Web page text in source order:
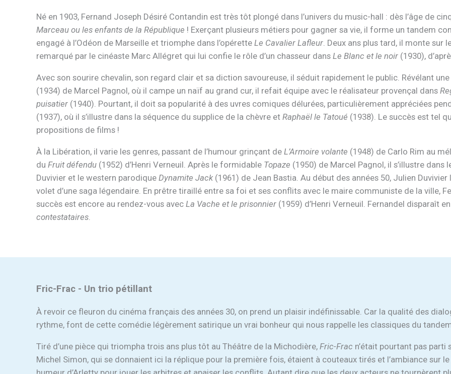
Né en 1903, Fernand Joseph Désiré Contandin est très tôt plongé dans l’univers du music-hall : dès l’âge de
Marceau ou les enfants de la République ! Exerçant plusieurs métiers pour gagner sa vie, il forme un tandem
engagé à l’Odéon de Marseille et triomphe dans l’opérette Le Cavalier Lafleur. Deux ans plus tard, il monte sur
remarqué par le cinéaste Marc Allégret qui lui confie le rôle d’un chasseur dans Le Blanc et le noir (1930),
Avec son sourire chevalin, son regard clair et sa diction savoureuse, il séduit rapidement le public. Révélant
(1934) de Marcel Pagnol, où il campe un naïf au grand cur, il refait équipe avec le réalisateur provençal dans
puisatier (1940). Pourtant, il doit sa popularité à des uvres comiques délurées, particulièrement appréciées
(1937), où il s’illustre dans la séquence du supplice de la chèvre et Raphaël le Tatoué (1938). Le succès est tel
propositions de films !
À la Libération, il varie les genres, passant de l’humour grinçant de L’Armoire volante (1948) de Carlo Rim au
du Fruit défendu (1952) d’Henri Verneuil. Après le formidable Topaze (1950) de Marcel Pagnol, il s’illustre dans
Duvivier et le western parodique Dynamite Jack (1961) de Jean Bastia. Au début des années 50, Julien
volet d’une saga légendaire. En prêtre tiraillé entre sa foi et ses conflits avec le maire communiste de la ville,
succès est encore au rendez-vous avec La Vache et le prisonnier (1959) d’Henri Verneuil. Fernandel disparaît
contestataires
Fric-Frac - Un trio pétillant
À revoir ce fleuron du cinéma français des années 30, on prend un plaisir indéfinissable. Car la qualité des
rythme, font de cette comédie légèrement satirique un vrai bonheur qui nous rappelle les classiques du
Tiré d’une pièce qui triompha trois ans plus tôt au Théâtre de la Michodière, Fric-Frac n’était pourtant pas parti
Michel Simon, qui se donnaient ici la réplique pour la première fois, étaient à couteaux tirés et l’ambiance sur